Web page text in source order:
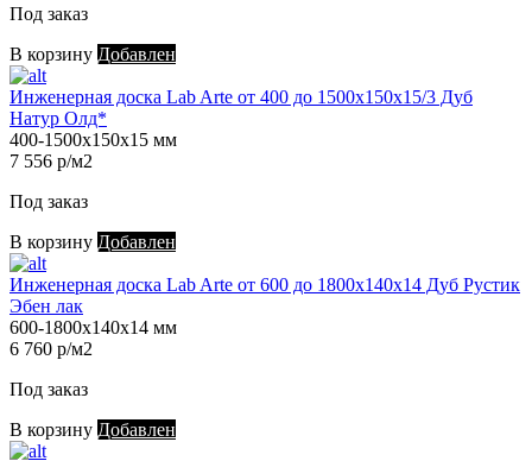
Под заказ
В корзину Добавлен
Инженерная доска Lab Arte от 400 до 1500х150х15/3 Дуб
Натур Олд*
400-1500х150х15 мм
7 556 р/м2
Под заказ
В корзину Добавлен
Инженерная доска Lab Arte от 600 до 1800х140х14 Дуб Рустик
Эбен лак
600-1800х140х14 мм
6 760 р/м2
Под заказ
В корзину Добавлен